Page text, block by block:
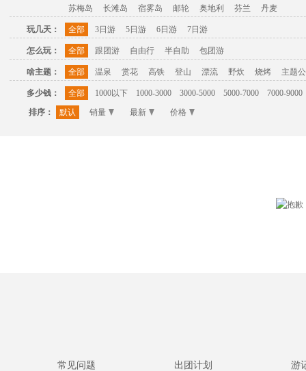
苏梅岛
长滩岛 宿雾岛 邮轮 奥地利 芬兰 丹麦
玩几天： 全部 3日游 5日游 6日游 7日游
怎么玩： 全部 跟团游 自由行 半自助 包团游
啥主题： 全部 温泉 赏花 高铁 登山 漂流 野炊 烧烤 主题
多少钱： 全部 1000以下 1000-3000 3000-5000 5000-7000
7000-9000
排序：
默认 销量 最新 价格
常见问题
出团计划
游